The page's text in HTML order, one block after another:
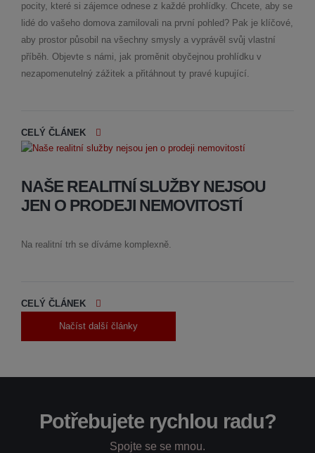
pocity, které si zájemce odnese z každé prohlídky. Chcete, aby se
lidé do vašeho domova zamilovali na první pohled? Pak je klíčové,
aby prostor působil na všechny smysly a vyprávěl svůj vlastní
příběh. Objevte s námi, jak proměnit obyčejnou prohlídku v
nezapomenutelný zážitek a přitáhnout ty pravé kupující.
CELÝ ČLÁNEK
NAŠE REALITNÍ SLUŽBY NEJSOU
JEN O PRODEJI NEMOVITOSTÍ
Na realitní trh se díváme komplexně.
CELÝ ČLÁNEK
Potřebujete rychlou radu?
Spojte se se mnou.